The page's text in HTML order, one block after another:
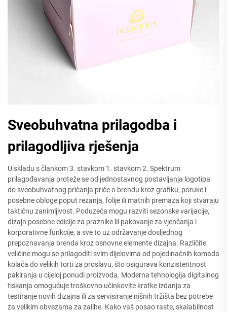
Sveobuhvatna prilagodba i
prilagodljiva rješenja
U skladu s člankom 3. stavkom 1. stavkom 2. Spektrum
prilagođavanja proteže se od jednostavnog postavljanja logotipa
do sveobuhvatnog pričanja priče o brendu kroz grafiku, poruke i
posebne obloge poput rezanja, folije ili matnih premaza koji stvaraju
taktičnu zanimljivost. Poduzeća mogu razviti sezonske varijacije,
dizajn posebne edicije za praznike ili pakovanje za vjenčanja i
korporativne funkcije, a sve to uz održavanje dosljednog
prepoznavanja brenda kroz osnovne elemente dizajna. Različite
veličine mogu se prilagoditi svim dijelovima od pojedinačnih komada
kolača do velikih torti za proslavu, što osigurava konzistentnost
pakiranja u cijeloj ponudi proizvoda. Moderna tehnologija digitalnog
tiskanja omogućuje troškovno učinkovite kratke izdanja za
testiranje novih dizajna ili za servisiranje nišnih tržišta bez potrebe
za velikim obvezama za zalihe. Kako vaš posao raste, skalabilnost